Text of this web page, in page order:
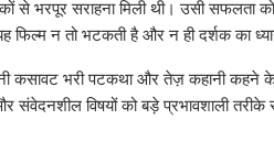
से भरपूर सराहना मिली थी। उसी सफलता
फिल्म न तो भटकती है और न ही दर्शक का
कसावट भरी पटकथा और तेज़ कहानी
संवेदनशील विषयों को बड़े प्रभावशाली